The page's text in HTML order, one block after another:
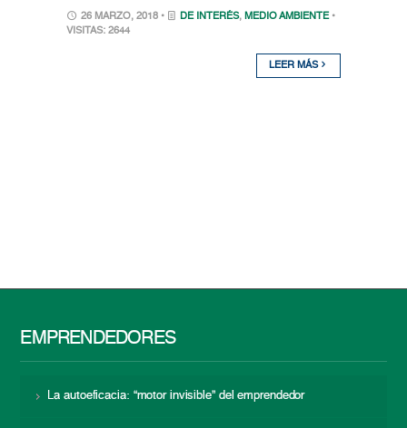
26 MARZO, 2018 • DE INTERÉS, MEDIO AMBIENTE •
VISITAS: 2644
LEER MÁS
EMPRENDEDORES
La autoeficacia: “motor invisible” del emprendedor